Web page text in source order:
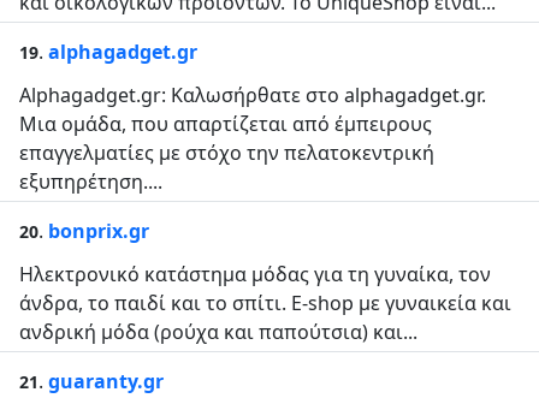
19. alphagadget.gr
Alphagadget.gr: Καλωσήρθατε στο alphagadget.gr.
Μια ομάδα, που απαρτίζεται από έμπειρους
επαγγελματίες με στόχο την πελατοκεντρική
εξυπηρέτηση....
20. bonprix.gr
Ηλεκτρονικό κατάστημα μόδας για τη γυναίκα, τον
άνδρα, το παιδί και το σπίτι. E-shop με γυναικεία και
ανδρική μόδα (ρούχα και παπούτσια) και...
21. guaranty.gr